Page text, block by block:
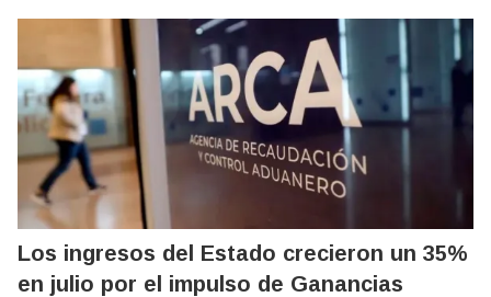
Los ingresos del Estado crecieron un 35%
en julio por el impulso de Ganancias